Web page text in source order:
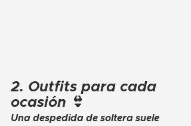
2. Outfits para cada
ocasión 👙
Una despedida de soltera suele